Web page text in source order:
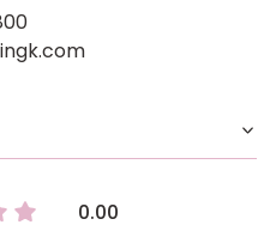
0.00